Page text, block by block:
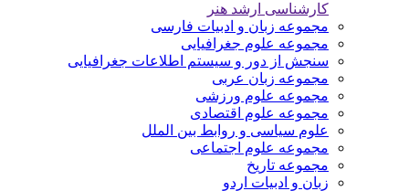
کارشناسی ارشد هنر
مجموعه زبان و ادبیات فارسی
مجموعه علوم جغرافیایی
سنجش از دور و سیستم اطلاعات جغرافیایی
مجموعه زبان عربی
مجموعه علوم ورزشی
مجموعه علوم اقتصادی
علوم سیاسی و روابط بین الملل
مجموعه علوم اجتماعی
مجموعه تاریخ
زبان و ادبیات اردو